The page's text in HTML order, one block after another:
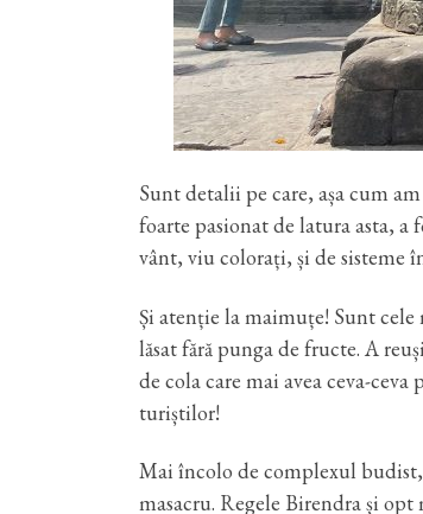
Sunt detalii pe care, așa cum
foarte pasionat de latura asta, a
vânt, viu colorați, și de sisteme
Și atenție la maimuțe! Sunt cele
lăsat fără punga de fructe. A
de cola care mai avea ceva-
turiștilor!
Mai încolo de complexul
masacru. Regele Birendra și